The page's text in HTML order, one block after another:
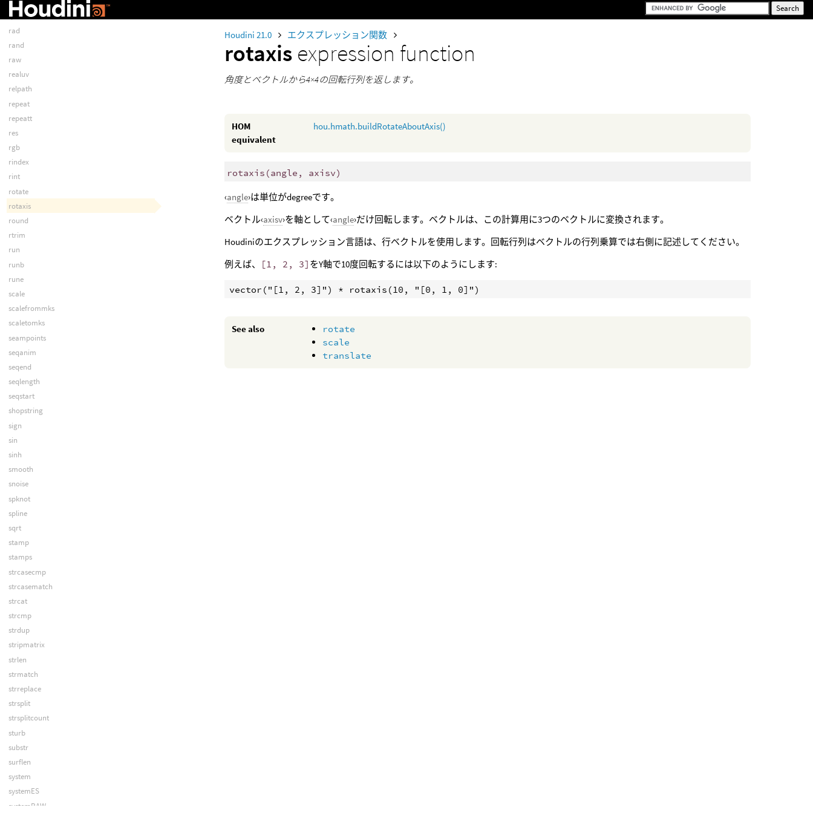
Houdini 21.0 エクスプレッション関数
rotaxis expression function
角度とベクトルから4×4の回転行列を返します。
HOM
equivalent
hou.hmath.buildRotateAboutAxis()
rotaxis (angle, axisv)
‹angle›は単位がdegreeです。
ベクトル‹axisv›を軸として‹angle›だけ回転します。ベクトルは、この計算用に3つのベクトルに変換されます。
Houdiniのエクスプレッション言語は、行ベクトルを使用します。回転行列はベクトルの行列乗算では右側に記述してください。
例えば、
[1, 2, 3] をY軸で10度回転するには以下のようにします:
vector("[1, 2, 3]") * rotaxis(10, "[0, 1, 0]")
See also
rotate
scale
translate
quintic
rad
rand
raw
realuv
relpath
repeat
repeatt
res
rgb
rindex
rint
rotate
rotaxis
round
rtrim
run
runb
rune
scale
scalefrommks
scaletomks
seampoints
seqanim
seqend
seqlength
seqstart
shopstring
sign
sin
sinh
smooth
snoise
spknot
spline
sqrt
stamp
stamps
strcasecmp
strcasematch
strcat
strcmp
strdup
stripmatrix
strlen
strmatch
strreplace
strsplit
strsplitcount
sturb
substr
surflen
system
systemES
systemRAW